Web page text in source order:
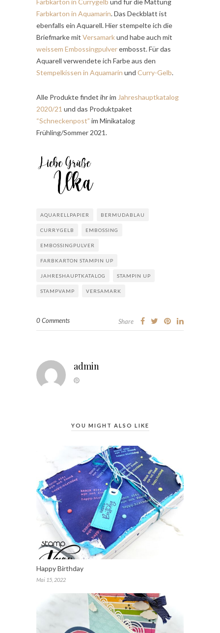
Farbkarton in Currygelb und für die Mattung
Farbkarton in Aquamarin. Das Deckblatt ist
ebenfalls ein Aquarell. Hier stempelte ich die
Briefmarke mit Versamarkund habe auch mit
weissem Embossingpulverembosst. Für das
Aquarell verwendete ich Farbe aus den
Stempelkissen in Aquamarin und Curry-Gelb.
Alle Produkte findet ihr im Jahreshauptkatalog
2020/21 und das Produktpaket
“Schneckenpost” im Minikatalog
Frühling/Sommer 2021.
AQUARELLPAPIER BERMUDABLAU
CURRYGELB EMBOSSING
EMBOSSINGPULVER
FARBKARTON STAMPIN UP
JAHRESHAUPTKATALOG STAMPIN UP
STAMPVAMP VERSAMARK
0 Comments Share
admin
YOU MIGHT ALSO LIKE
Happy Birthday
Mai 15, 2022